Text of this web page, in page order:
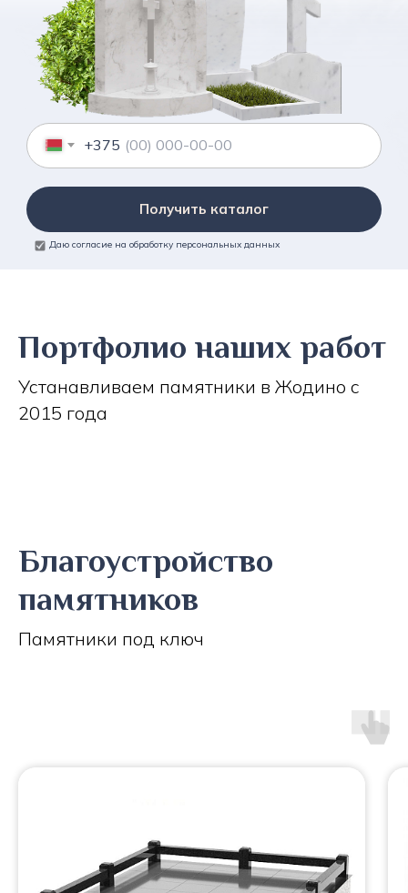
+375
Получить каталог
Даю согласие на обработку персональных данных
Портфолио наших работ
Устанавливаем памятники в Жодино с
2015 года
Благоустройство
памятников
Памятники под ключ